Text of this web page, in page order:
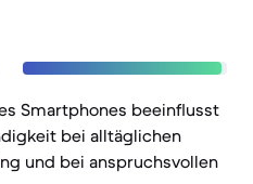
Smartphones beeinflusst
bei alltäglichen
und bei anspruchsvollen